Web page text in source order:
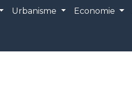
Urbanisme Economie